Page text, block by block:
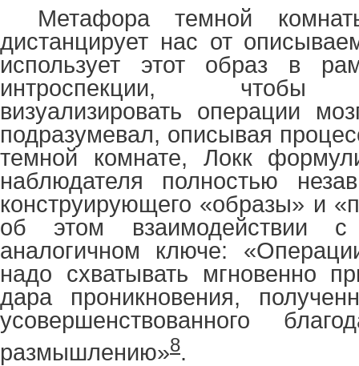
Метафора темной
дистанцирует нас от
использует этот образ в
интроспекции, чтобы
визуализировать операции
подразумевал, описывая
темной комнате, Локк
наблюдателя полностью
конструирующего «образы» и
об этом взаимодействии с
аналогичном ключе:
надо схватывать мгновенно
дара проникновения,
усовершенствованного
размышлению»8.